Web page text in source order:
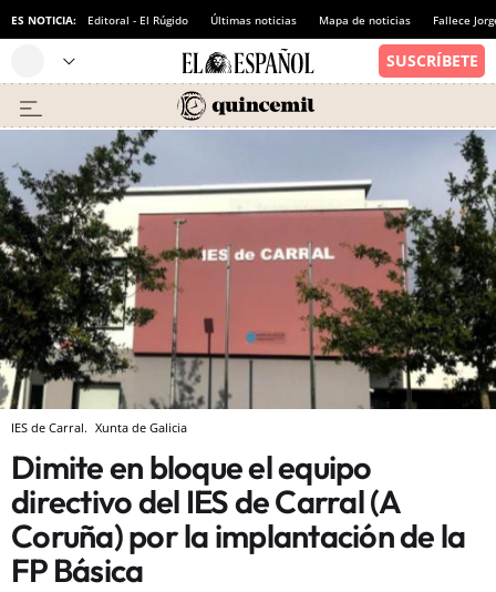
ES NOTICIA: Editoral - El Rúgido Últimas noticias Mapa de noticias Fallece
IES de Carral. Xunta de Galicia
Dimite en bloque el equipo
directivo del IES de Carral (A
Coruña) por la implantación de la
FP Básica